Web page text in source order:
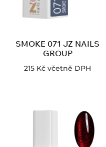
SMOKE 071 JZ NAILS
GROUP
215 Kč včetně DPH